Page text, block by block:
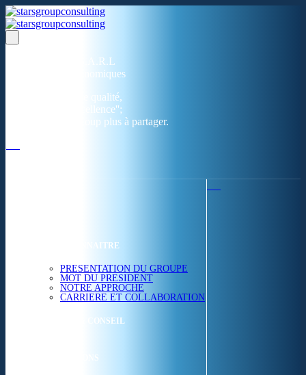
Un réseau de 05 S.A.R.L
dans 03 zones économiques
''Des prestations de qualité,
la garantie de l'excellence'';
Nous avons beaucoup plus à partager.
NOUS CONNAITRE
PRESENTATION DU GROUPE
MOT DU PRESIDENT
NOTRE APPROCHE
CARRIERE ET COLLABORATION
ETUDES & CONSEIL
FORMATIONS